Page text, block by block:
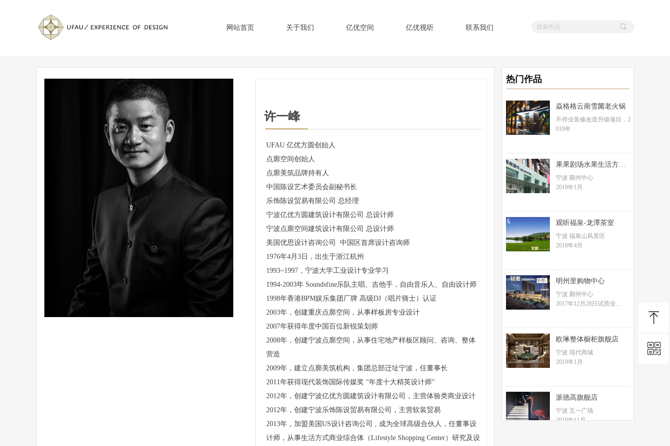
网站首页 关于我们 亿优空间 亿优视听 联系我们 끠
UFAU 亿优方圆创始人
点廓空间创始人
点廓美筑品牌持有人
中国陈设艺术委员会副秘书长
乐饰陈设贸易有限公司 总经理
宁波亿优方圆建筑设计有限公司 总设计师
宁波点廓空间建筑设计有限公司 总设计师
美国优思设计咨询公司 中国区首席设计咨询师
1976年4月3日，出生于浙江杭州
1993~1997，宁波大学工业设计专业学习
1994-2003年 Soundsfine乐队主唱、吉他手，自由音乐人、自由设计师
1998年香港BPM娱乐集团厂牌 高级DJ（唱片骑士）认证
2003年，创建重庆点廓空间，从事样板房专业设计
2007年获得年度中国百位新锐策划师
2008年，创建宁波点廓空间，从事住宅地产样板区顾问、咨询、整体
营造
2009年，建立点廓美筑机构，集团总部迁址宁波，任董事长
2011年获得现代装饰国际传媒奖 “年度十大精英设计师”
2012年，创建宁波亿优方圆建筑设计有限公司，主营体验类商业设计
2012年，创建宁波乐饰陈设贸易有限公司，主营软装贸易
2013年，加盟美国US设计咨询公司 , 成为全球高级合伙人，任董事设
计师，从事生活方式商业综合体（Lifestyle Shopping Center）研究及设
许一峰
热门作品
焱格格云南雪菌老火锅
不停业装修改造升级项目，2
019年
果果剧场水果生活方式
集合店
宁波 鄞州中心
2019年1月
观听福泉-龙潭茶室
宁波 福泉山风景区
2018年4月
明州里购物中心
宁波 鄞州中心
2017年12月28日试营业
型商业综合体体量
欧琳整体橱柜旗舰店
宁波 现代商城
2019年1月
派德高旗舰店
宁波 五一广场
2018年11月
ꁸ
回到顶部
ꀥ